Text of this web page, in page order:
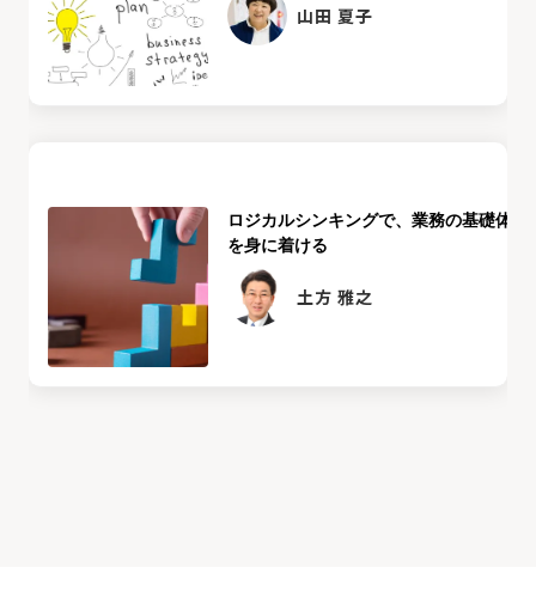
山田 夏子
ロジカルシンキングで、業務の基礎体力
を身に着ける
土方 雅之